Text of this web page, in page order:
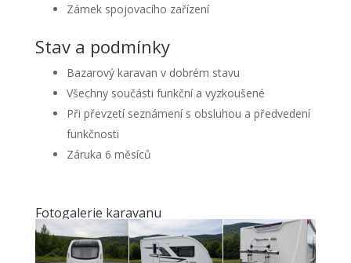
Zámek spojovacího zařízení
Stav a podmínky
Bazarový karavan v dobrém stavu
Všechny součásti funkční a vyzkoušené
Při převzetí seznámení s obsluhou a předvedení
funkčnosti
Záruka 6 měsíců
Fotogalerie karavanu